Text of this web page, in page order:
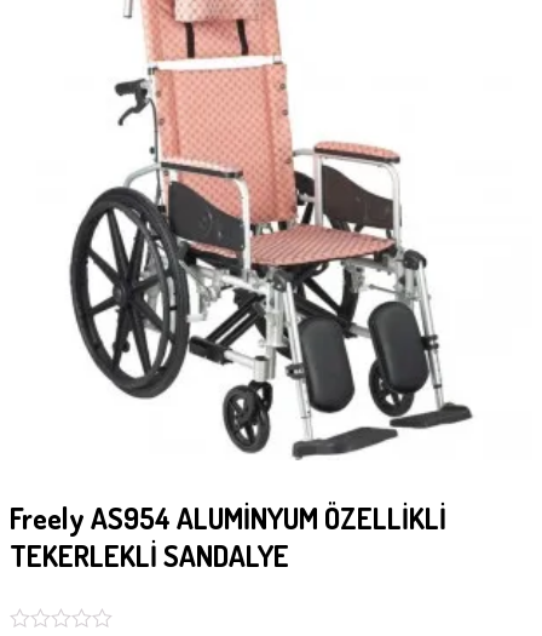
Freely AS954 ALUMİNYUM ÖZELLİKLİ
TEKERLEKLİ SANDALYE